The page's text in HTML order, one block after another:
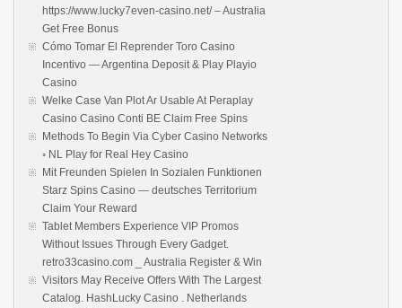
https://www.lucky7even-casino.net/ – Australia
Get Free Bonus
Cómo Tomar El Reprender Toro Casino
Incentivo — Argentina Deposit & Play Playio
Casino
Welke Case Van Plot Ar Usable At Peraplay
Casino Casino Conti BE Claim Free Spins
Methods To Begin Via Cyber Casino Networks
◦ NL Play for Real Hey Casino
Mit Freunden Spielen In Sozialen Funktionen
Starz Spins Casino — deutsches Territorium
Claim Your Reward
Tablet Members Experience VIP Promos
Without Issues Through Every Gadget.
retro33casino.com _ Australia Register & Win
Visitors May Receive Offers With The Largest
Catalog. HashLucky Casino . Netherlands